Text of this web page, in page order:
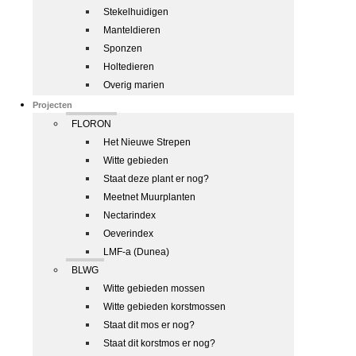
Stekelhuidigen
Manteldieren
Sponzen
Holtedieren
Overig marien
Projecten
FLORON
Het Nieuwe Strepen
Witte gebieden
Staat deze plant er nog?
Meetnet Muurplanten
Nectarindex
Oeverindex
LMF-a (Dunea)
BLWG
Witte gebieden mossen
Witte gebieden korstmossen
Staat dit mos er nog?
Staat dit korstmos er nog?